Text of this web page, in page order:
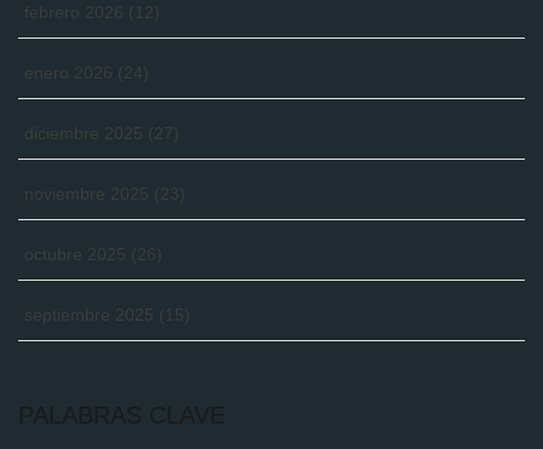
febrero 2026 (12)
enero 2026 (24)
diciembre 2025 (27)
noviembre 2025 (23)
octubre 2025 (26)
septiembre 2025 (15)
PALABRAS CLAVE